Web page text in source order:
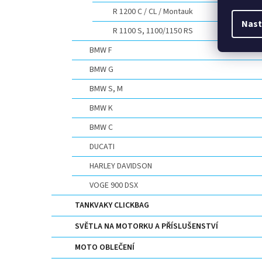
R 1200 C / CL / Montauk
R 1100 S, 1100/1150 RS
BMW F
BMW G
BMW S, M
BMW K
BMW C
DUCATI
HARLEY DAVIDSON
VOGE 900 DSX
TANKVAKY CLICKBAG
SVĚTLA NA MOTORKU A PŘÍSLUŠENSTVÍ
MOTO OBLEČENÍ